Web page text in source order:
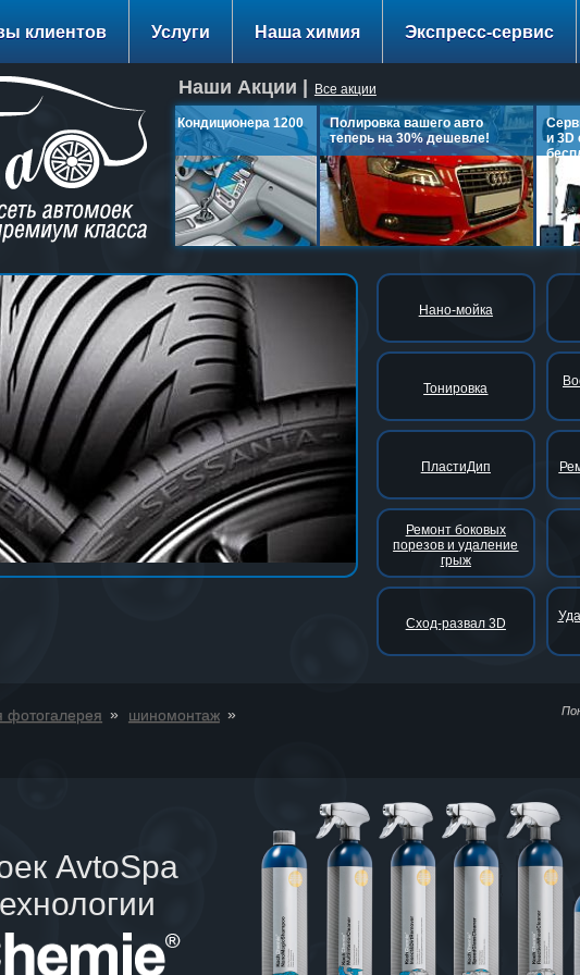
клиентов Услуги Наша химия Экспресс-сервис
Наши Акции | Все акции
Заправка Кондиционера 1200
Полировка вашего авто
теперь на 30% дешевле!
и 3D
Нано-мойка
Тонировка
ПластиДип
Ремонт боковых
порезов и удаление
грыж
Сход-развал 3D
фотогалерея » шиномонтаж »
AvtoSpa